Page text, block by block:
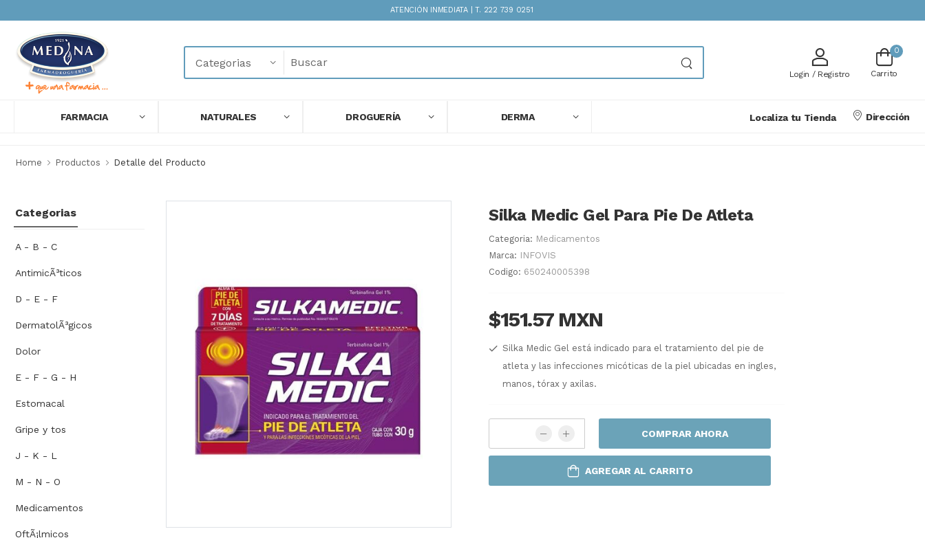
ATENCIÓN INMEDIATA | T. 222 739 0251
Login / Registro
0
Carrito
FARMACIA NATURALES DROGUERÍA DERMA Localiza tu Tienda Dirección
Home Productos Detalle del Producto
Categorias
A - B - C
AntimicÃ³ticos
D - E - F
DermatolÃ³gicos
Dolor
E - F - G - H
Estomacal
Gripe y tos
J - K - L
M - N - O
Medicamentos
OftÃ¡lmicos
Silka Medic Gel Para Pie De Atleta
Categoria: Medicamentos
Marca: INFOVIS
Codigo: 650240005398
$151.57 MXN
Silka Medic Gel está indicado para el tratamiento del pie de
atleta y las infecciones micóticas de la piel ubicadas en ingles,
manos, tórax y axilas.
COMPRAR AHORA
AGREGAR AL CARRITO